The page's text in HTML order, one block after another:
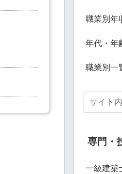
職業別年
年代・年
職業別一
専門・
一級建築